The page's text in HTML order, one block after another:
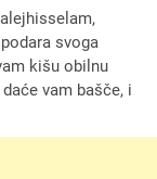
svoga
kišu obilnu
vam bašče, i